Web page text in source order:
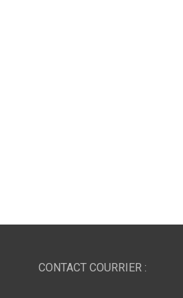
CONTACT COURRIER :